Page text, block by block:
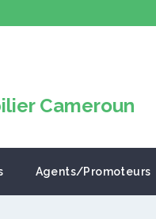
Agents/Promoteurs